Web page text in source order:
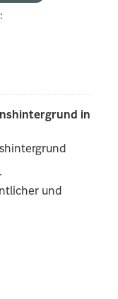
in
und